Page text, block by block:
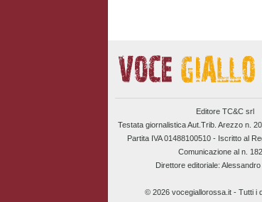
Editore TC&C srl
Testata giornalistica Aut.Trib. Arezzo n.
Partita IVA 01488100510 - Iscritto al
Comunicazione al n.
Direttore editoriale:
© 2026 vocegiallorossa.it - Tutti i